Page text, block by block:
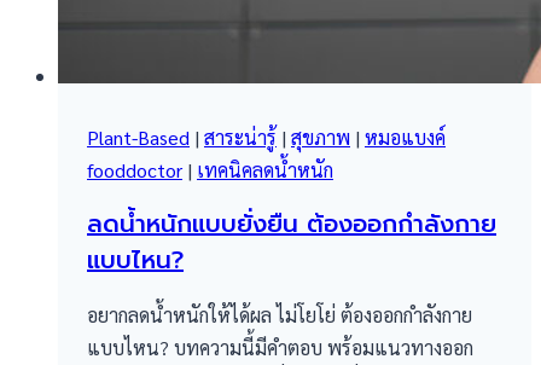
Plant-Based | สาระน่ารู้ | สุขภาพ | หมอแบงค์
fooddoctor | เทคนิคลดน้ำหนัก
ลดน้ำหนักแบบยั่งยืน ต้องออกกำลังกาย
แบบไหน?
อยากลดน้ำหนักให้ได้ผล ไม่โยโย่ ต้องออกกำลังกาย
แบบไหน? บทความนี้มีคำตอบ พร้อมแนวทางออก